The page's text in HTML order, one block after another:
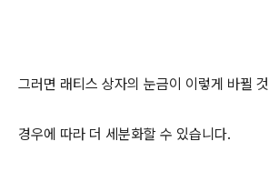
그러면 래티스 상자의 눈금이 이렇게 바뀔
경우에 따라 더 세분화할 수 있습니다.